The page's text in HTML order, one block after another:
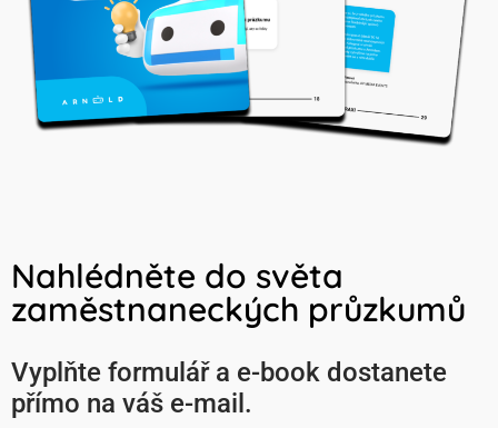
Nahlédněte do světa
zaměstnaneckých průzkumů
Vyplňte formulář a e-book dostanete
přímo na váš e-mail.